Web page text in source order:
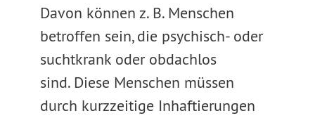
Davon können z. B. Menschen
betroffen sein, die psychisch- oder
suchtkrank oder obdachlos
sind. Diese Menschen müssen
durch kurzzeitige Inhaftierungen